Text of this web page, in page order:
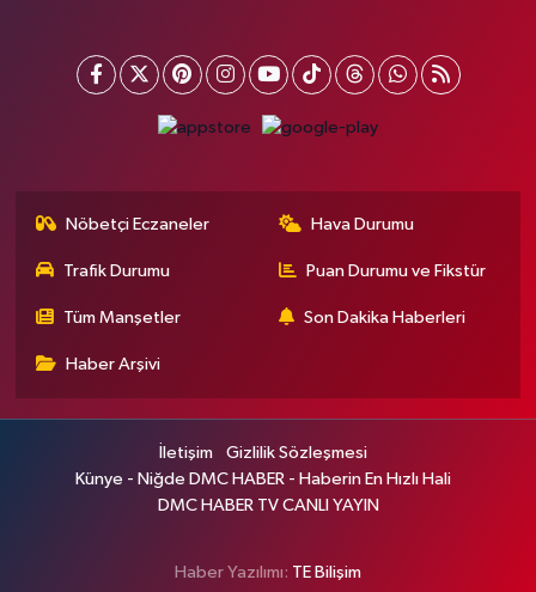
Nöbetçi Eczaneler Hava Durumu
Trafik Durumu Puan Durumu ve Fikstür
Tüm Manşetler Son Dakika Haberleri
Haber Arşivi
İletişim
Gizlilik Sözleşmesi
Künye - Niğde DMC HABER - Haberin En Hızlı Hali
DMC HABER TV CANLI YAYIN
Haber Yazılımı: TE Bilişim